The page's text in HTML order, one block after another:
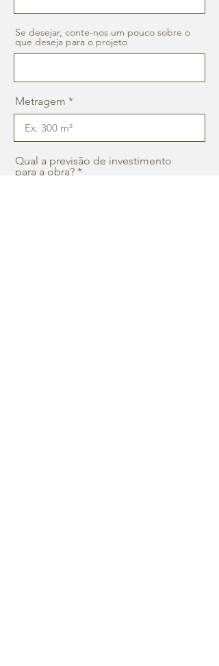
Se desejar, conte-nos um pouco sobre o
que deseja para o projeto
Metragem
Qual a previsão de investimento
para a obra?